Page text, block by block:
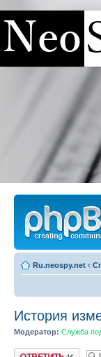
Ru.neospy.net ‹
История
Модератор: Служба
Ответить